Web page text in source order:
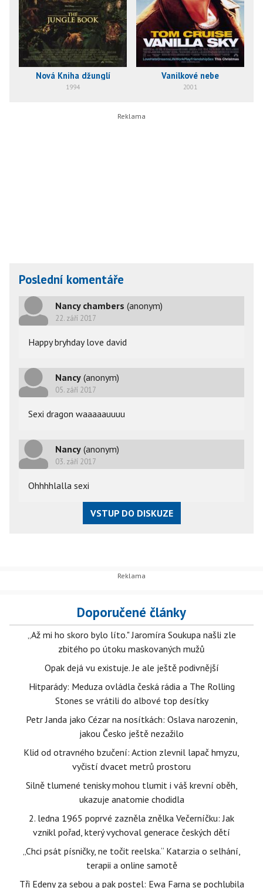
Nová Kniha džunglí
1994
Vanilkové nebe
2001
Poslední komentáře
Nancy chambers (anonym)
22. září 2017
Happy bryhday love david
Nancy (anonym)
05. září 2017
Sexi dragon waaaaauuuu
Nancy (anonym)
03. září 2017
Ohhhhlalla sexi
VSTUP DO DISKUZE
Doporučené články
„Až mi ho skoro bylo líto." Jaromíra Soukupa našli zle
zbitého po útoku maskovaných mužů
Opak dejá vu existuje. Je ale ještě podivnější
Hitparády: Meduza ovládla česká rádia a The Rolling
Stones se vrátili do albové top desítky
Petr Janda jako Cézar na nosítkách: Oslava narozenin,
jakou Česko ještě nezažilo
Klid od otravného bzučení: Action zlevnil lapač hmyzu,
vyčistí dvacet metrů prostoru
Silně tlumené tenisky mohou tlumit i váš krevní oběh,
ukazuje anatomie chodidla
2. ledna 1965 poprvé zazněla znělka Večerníčku: Jak
vznikl pořad, který vychoval generace českých dětí
„Chci psát písničky, ne točit reelska.“ Katarzia o selhání,
terapii a online samotě
Tři Edeny za sebou a pak postel: Ewa Farna se pochlubila